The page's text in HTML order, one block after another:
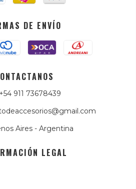
DE ENVÍO
+54 911 73678439
Aires - Argentina
LEGAL